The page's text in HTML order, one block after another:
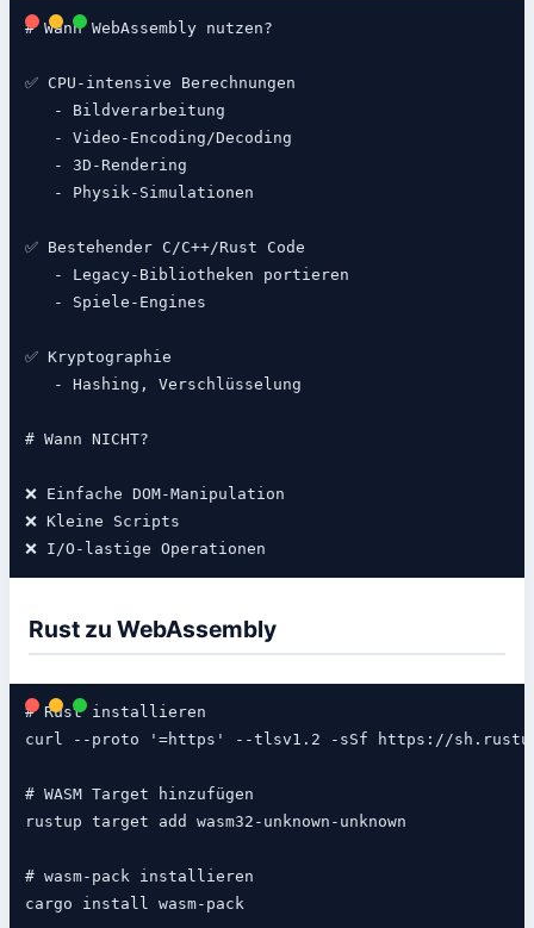
# Wann WebAssembly nutzen?
✅ CPU-intensive Berechnungen
   - Bildverarbeitung
   - Video-Encoding/Decoding
   - 3D-Rendering
   - Physik-Simulationen
✅ Bestehender C/C++/Rust Code
   - Legacy-Bibliotheken portieren
   - Spiele-Engines
✅ Kryptographie
   - Hashing, Verschlüsselung
# Wann NICHT?
❌ Einfache DOM-Manipulation
❌ Kleine Scripts
Rust zu WebAssembly
# Rust installieren
curl --proto '=https' --tlsv1.2 -sSf https://
# WASM Target hinzufügen
rustup target add wasm32-unknown-unknown
# wasm-pack installieren
cargo install wasm-pack